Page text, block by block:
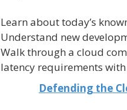
Learn about today’s
Understand new
Walk through a cloud
latency requirements
Defending the